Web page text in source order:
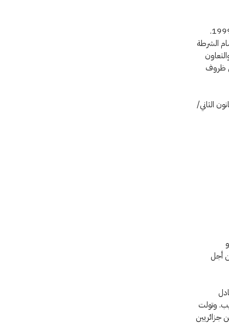
تزور اللجنة الدولية الأشخاص المحتجزين في مختلف مرافق الاحتجاز في الجزائر منذ عام 1999.
أقسام الشرطة
ظروف
بين كانون الثاني/
أجل
عن طريق تبادل
وتولت
جزائريين